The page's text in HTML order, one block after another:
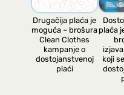
Drugačija plaća je
moguća – brošura
Clean Clothes
kampanje o
dostojanstvenoj
plaći
plaća
koji